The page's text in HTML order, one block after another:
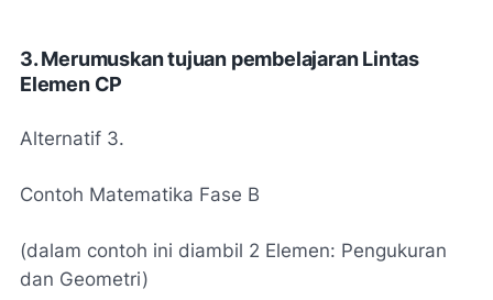
3. Merumuskan tujuan pembelajaran Lintas
Elemen CP
Alternatif 3.
Contoh Matematika Fase B
(dalam contoh ini diambil 2 Elemen: Pengukuran
dan Geometri)